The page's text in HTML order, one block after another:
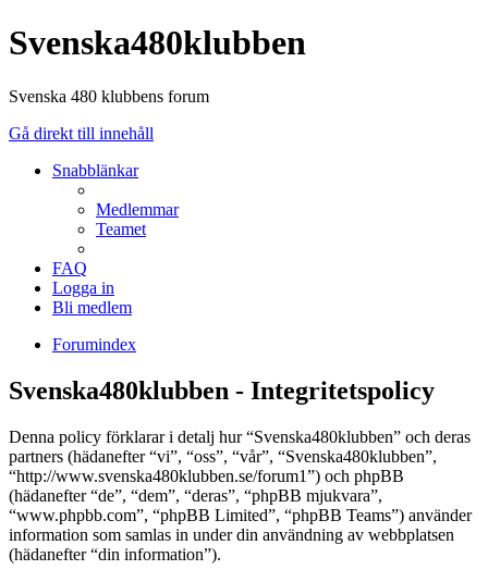
Svenska480klubben
Svenska 480 klubbens forum
Gå direkt till innehåll
Snabblänkar
Medlemmar
Teamet
FAQ
Logga in
Bli medlem
Forumindex
Svenska480klubben - Integritetspolicy
Denna policy förklarar i detalj hur “Svenska480klubben” och deras
partners (hädanefter “vi”, “oss”, “vår”, “Svenska480klubben”,
“http://www.svenska480klubben.se/forum1”) och phpBB
(hädanefter “de”, “dem”, “deras”, “phpBB mjukvara”,
“www.phpbb.com”, “phpBB Limited”, “phpBB Teams”) använder
information som samlas in under din användning av webbplatsen
(hädanefter “din information”).